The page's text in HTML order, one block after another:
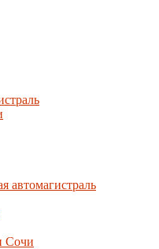
автомагистраль
Сочи